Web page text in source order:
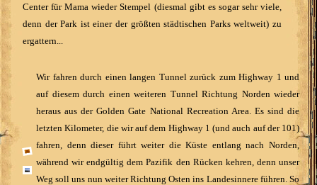
Center für Mama wieder Stempel (diesmal gibt es sogar sehr viele,
denn der Park ist einer der größten städtischen Parks weltweit) zu
ergattern...
Wir fahren durch einen langen Tunnel zurück zum Highway 1 und
auf diesem durch einen weiteren Tunnel Richtung Norden wieder
heraus aus der Golden Gate National Recreation Area. Es sind die
letzten Kilometer, die wir auf dem Highway 1 (und auch auf der 101)
fahren, denn dieser führt weiter die Küste entlang nach Norden,
während wir endgültig dem Pazifik den Rücken kehren, denn unser
Weg soll uns nun weiter Richtung Osten ins Landesinnere führen. So